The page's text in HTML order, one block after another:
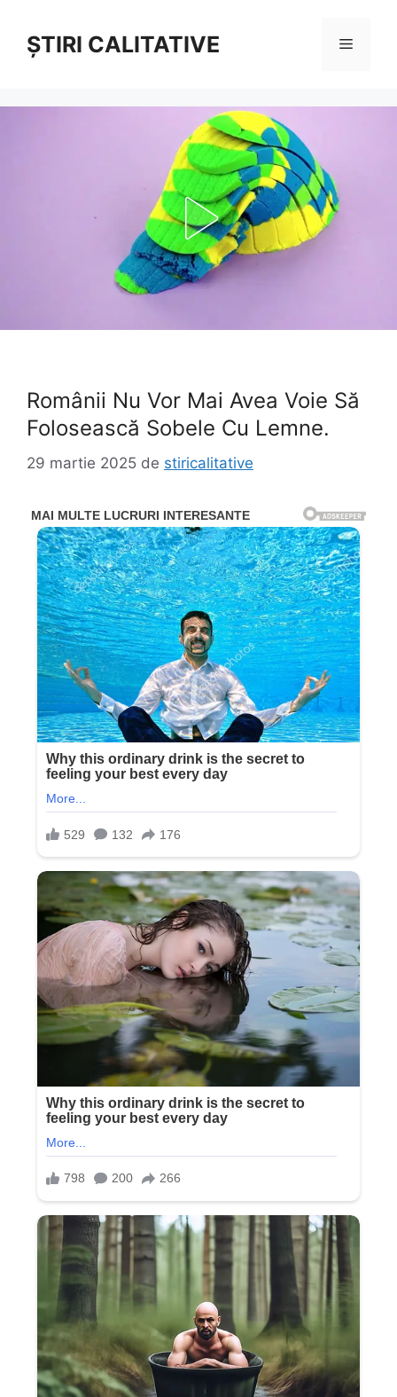
conținutȘTIRI CALITATIVE Meniu
Românii Nu Vor Mai Avea Voie Să
Folosească Sobele Cu Lemne.
29 martie 2025 de stiricalitative